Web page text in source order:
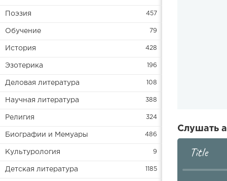
Поэзия 457
Обучение 79
История 428
Эзотерика 196
Деловая литература 108
Научная литература 388
Религия 324
Биографии и Мемуары 486
Культурология 9
Детская литература 1185
Слушать
Title